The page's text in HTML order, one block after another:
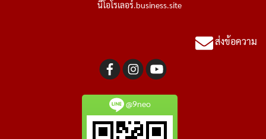
นีโอโรเลอร์.business.site
ส่งข้อความ
@9neo